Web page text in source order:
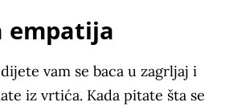
empatija
vam se baca u zagrljaj i
iz vrtića. Kada pitate šta se